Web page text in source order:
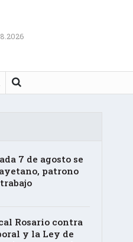
Buscar
7 de agosto se
patrono
Rosario contra
y la Ley de